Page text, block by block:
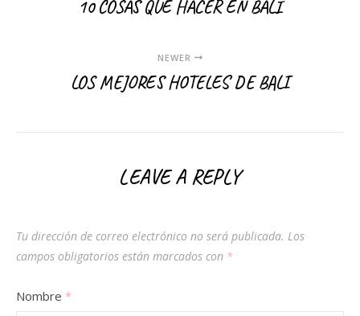
10 COSAS QUE HACER EN BALI
NEWER
LOS MEJORES HOTELES DE BALI
LEAVE A REPLY
Tu dirección de correo electrónico no será publicada. Los
campos obligatorios están marcados con *
Nombre *